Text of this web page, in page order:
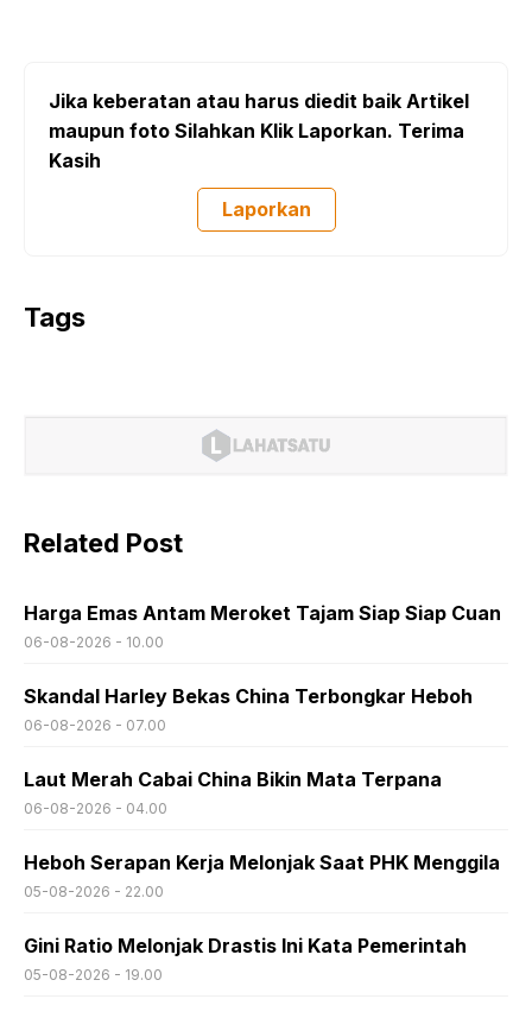
Jika keberatan atau harus diedit baik Artikel
maupun foto Silahkan Klik Laporkan. Terima
Kasih
Laporkan
Tags
Related Post
Harga Emas Antam Meroket Tajam Siap Siap Cuan
06-08-2026 - 10.00
Skandal Harley Bekas China Terbongkar Heboh
06-08-2026 - 07.00
Laut Merah Cabai China Bikin Mata Terpana
06-08-2026 - 04.00
Heboh Serapan Kerja Melonjak Saat PHK Menggila
05-08-2026 - 22.00
Gini Ratio Melonjak Drastis Ini Kata Pemerintah
05-08-2026 - 19.00